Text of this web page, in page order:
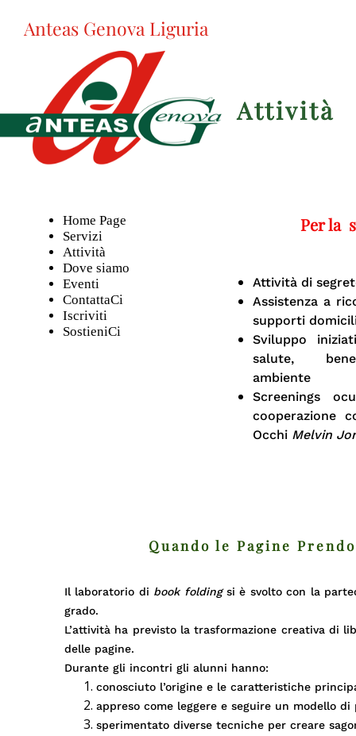
Anteas Genova Liguria
Attività
Per la
Attività di
Assistenza a
supporti
Sviluppo
salute,
ambiente
Screenings
cooperazione
Occhi Melvin
Home Page
Servizi
Attività
Dove siamo
Eventi
ContattaCi
Iscriviti
SostieniCi
Quando le Pagine
Il laboratorio di book foldingsi è svolto con la
grado.
L’attività ha previsto la trasformazione creativa di
delle pagine.
Durante gli incontri gli alunni hanno:
conosciuto l’origine e le caratteristiche
appreso come leggere e seguire un modello di
sperimentato diverse tecniche per creare